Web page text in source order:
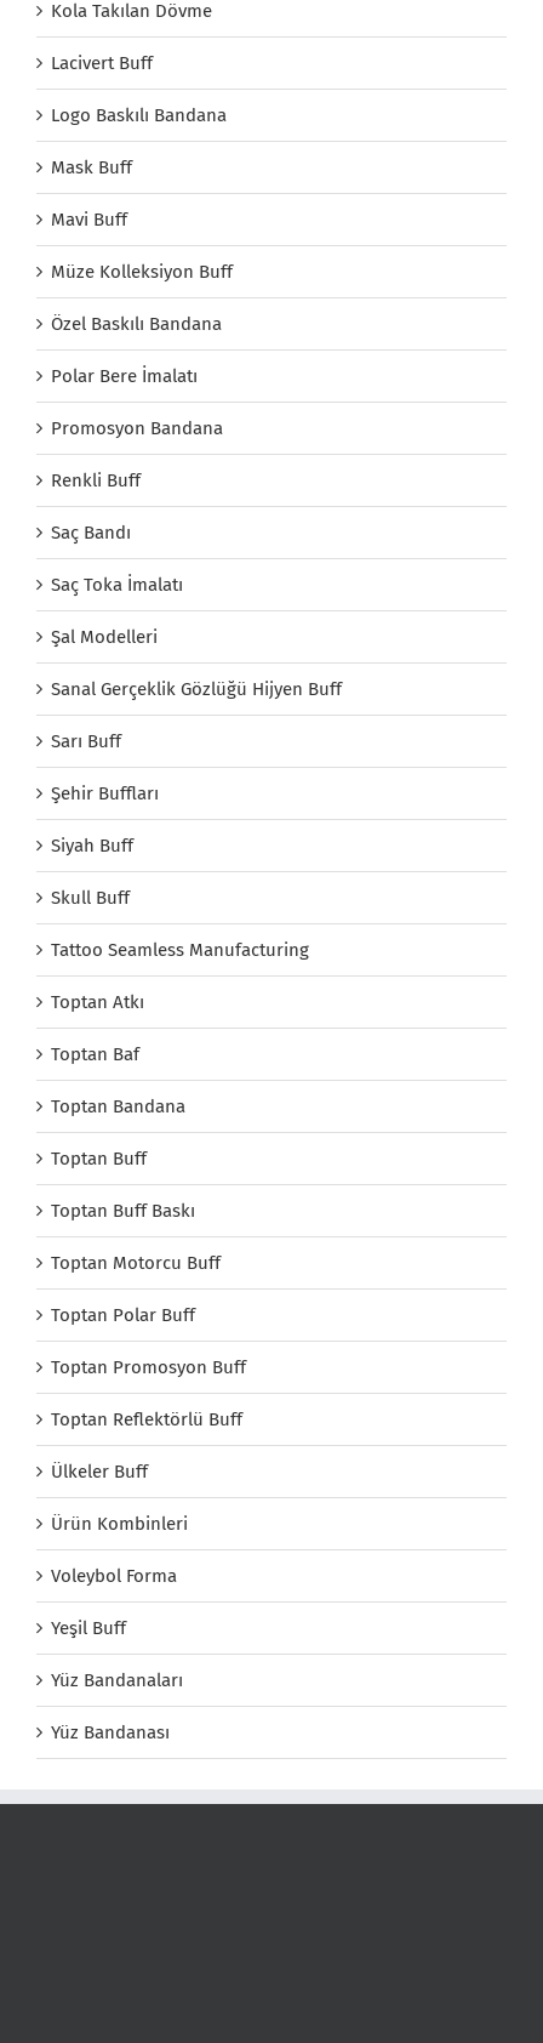
Kola Takılan Dövme
Lacivert Buff
Logo Baskılı Bandana
Mask Buff
Mavi Buff
Müze Kolleksiyon Buff
Özel Baskılı Bandana
Polar Bere İmalatı
Promosyon Bandana
Renkli Buff
Saç Bandı
Saç Toka İmalatı
Şal Modelleri
Sanal Gerçeklik Gözlüğü Hijyen Buff
Sarı Buff
Şehir Buffları
Siyah Buff
Skull Buff
Tattoo Seamless Manufacturing
Toptan Atkı
Toptan Baf
Toptan Bandana
Toptan Buff
Toptan Buff Baskı
Toptan Motorcu Buff
Toptan Polar Buff
Toptan Promosyon Buff
Toptan Reflektörlü Buff
Ülkeler Buff
Ürün Kombinleri
Voleybol Forma
Yeşil Buff
Yüz Bandanaları
Yüz Bandanası